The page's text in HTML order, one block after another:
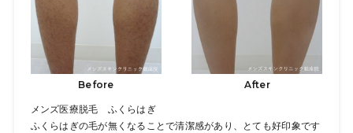
Before After
メンズ医療脱毛 ふくらはぎ
ふくらはぎの毛が無くなることで清潔感があり、とても好印象です